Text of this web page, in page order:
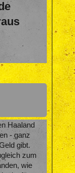
Haaland
- ganz
gibt.
zum
wie